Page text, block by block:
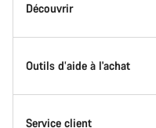
Canyon
Inside Canyon
L'innovation chez Canyon
Canyon Factory Racing
Découvrir
Evénements
Trouver les emplacements
Outils d’aide à l'achat
Trouvez votre Modèle
Service client